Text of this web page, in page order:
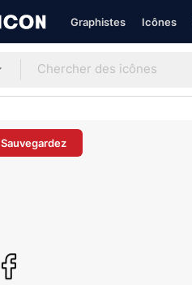
Graphistes Icônes
Sauvegardez